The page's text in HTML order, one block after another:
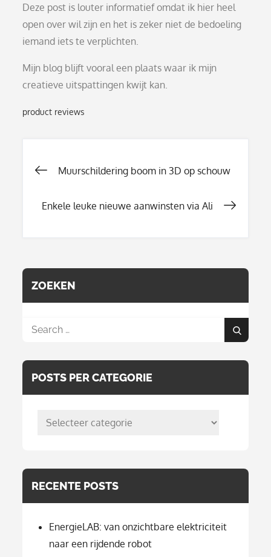
Deze post is louter informatief omdat ik hier heel
open over wil zijn en het is zeker niet de bedoeling
iemand iets te verplichten.
Mijn blog blijft vooral een plaats waar ik mijn
creatieve uitspattingen kwijt kan.
product reviews
Muurschildering boom in 3D op schouw
Enkele leuke nieuwe aanwinsten via Ali
ZOEKEN
Search
Search
POSTS PER CATEGORIE
posts
RECENTE POSTS
EnergieLAB: van onzichtbare elektriciteit
naar een rijdende robot